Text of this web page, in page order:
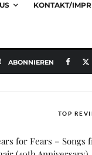
KONTAKT/
ABONNIEREN
TOP
for Fears – Songs